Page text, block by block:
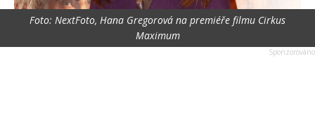
Foto: NextFoto, Hana Gregorová na premiéře filmu Cirkus
Maximum